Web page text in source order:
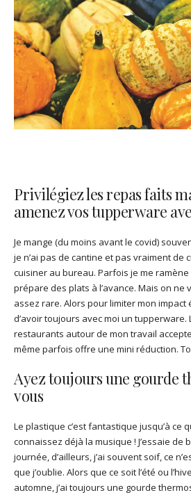
Privilégiez les repas faits
amenez vos tupperware
Je mange (du moins avant le covid)
je n’ai pas de cantine et pas vraiment de
cuisiner au bureau. Parfois je me
prépare des plats à l’avance. Mais on ne
assez rare. Alors pour limiter mon impact
d’avoir toujours avec moi un tupperware.
restaurants autour de mon travail
même parfois offre une mini réduction.
Ayez toujours une gourde
vous
Le plastique c’est fantastique jusqu’à ce
connaissez déjà la musique ! J’essaie de
journée, d’ailleurs, j’ai souvent soif, ce
que j’oublie. Alors que ce soit l’été ou
automne, j’ai toujours une gourde